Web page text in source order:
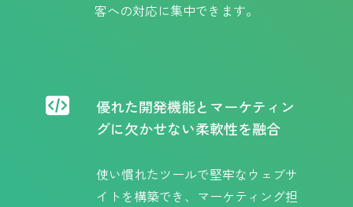
客への対応に集中できます。
優れた開発機能とマーケティン
グに欠かせない柔軟性を融合
使い慣れたツールで堅牢なウェブサ
イトを構築でき、マーケティング担